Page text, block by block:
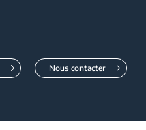
Nous contacter